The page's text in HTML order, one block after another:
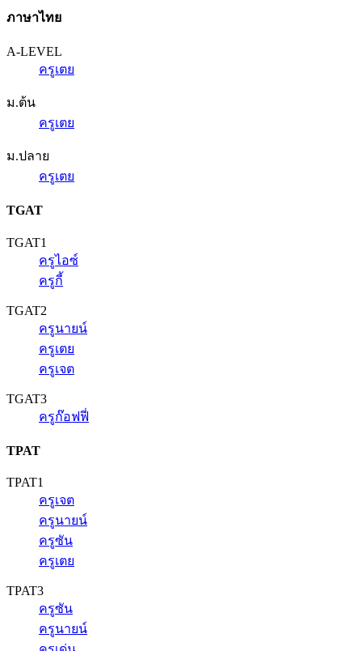
ภาษาไทย
A-LEVEL
ครูเตย
ม.ต้น
ครูเตย
ม.ปลาย
ครูเตย
TGAT
TGAT1
ครูไอซ์
ครูกี้
TGAT2
ครูนายน์
ครูเตย
ครูเจต
TGAT3
ครูก๊อฟฟี่
TPAT
TPAT1
ครูเจต
ครูนายน์
ครูซัน
ครูเตย
TPAT3
ครูซัน
ครูนายน์